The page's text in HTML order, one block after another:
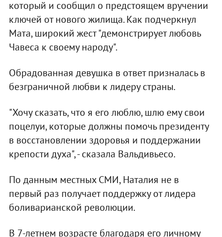
который и сообщил о предстоящем вручении
ключей от нового жилища. Как подчеркнул
Мата, широкий жест "демонстрирует любовь
Чавеса к своему народу".
Обрадованная девушка в ответ призналась в
безграничной любви к лидеру страны.
"Хочу сказать, что я его люблю, шлю ему свои
поцелуи, которые должны помочь президенту
в восстановлении здоровья и поддержании
крепости духа", - сказала Вальдивьесо.
По данным местных СМИ, Наталия не в
первый раз получает поддержку от лидера
боливарианской революции.
В 7-летнем возрасте благодаря его личному